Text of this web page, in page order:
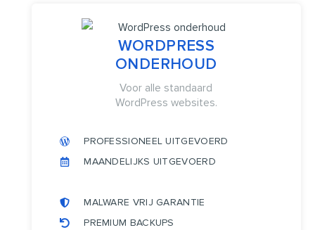
WORDPRESS
ONDERHOUD
Voor alle standaard
WordPress websites.
PROFESSIONEEL UITGEVOERD
MAANDELIJKS UITGEVOERD
MALWARE VRIJ GARANTIE
PREMIUM BACKUPS